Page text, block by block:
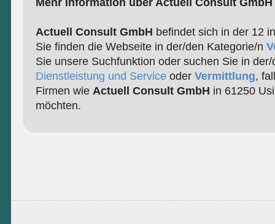
Mehr Information über Actuell Consult GmbH
Actuell Consult GmbH befindet sich in der 12
Sie finden die Webseite in der/den Kategorie/n
Sie unsere Suchfunktion oder suchen Sie in
Dienstleistung und Serviceoder Vermittlung,
Firmen wie Actuell Consult GmbH in 61250
möchten.